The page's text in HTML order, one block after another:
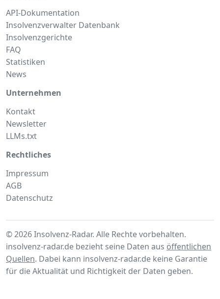
API-Dokumentation
Insolvenzverwalter Datenbank
Insolvenzgerichte
FAQ
Statistiken
News
Unternehmen
Kontakt
Newsletter
LLMs.txt
Rechtliches
Impressum
AGB
Datenschutz
© 2026 Insolvenz-Radar. Alle Rechte vorbehalten.
insolvenz-radar.de bezieht seine Daten aus öffentlichen
Quellen. Dabei kann insolvenz-radar.de keine Garantie
für die Aktualität und Richtigkeit der Daten geben.